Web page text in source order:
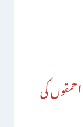
کی